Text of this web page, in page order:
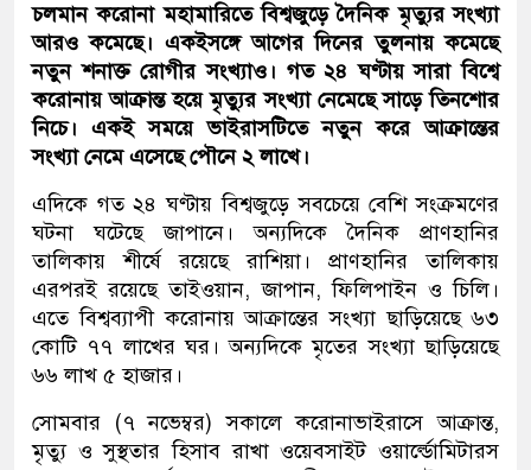
চলমান করোনা মহামারিতে বিশ্বজুড়ে দৈনিক মৃত্যুর সংখ্যা
আরও কমেছে। একইসঙ্গে আগের দিনের তুলনায় কমেছে
নতুন শনাক্ত রোগীর সংখ্যাও। গত ২৪ ঘণ্টায় সারা বিশ্বে
করোনায় আক্রান্ত হয়ে মৃত্যুর সংখ্যা নেমেছে সাড়ে তিনশোর
নিচে। একই সময়ে ভাইরাসটিতে নতুন করে আক্রান্তের
সংখ্যা নেমে এসেছে পৌনে ২ লাখে।
এদিকে গত ২৪ ঘণ্টায় বিশ্বজুড়ে সবচেয়ে বেশি সংক্রমণের
ঘটনা ঘটেছে জাপানে। অন্যদিকে দৈনিক প্রাণহানির
তালিকায় শীর্ষে রয়েছে রাশিয়া। প্রাণহানির তালিকায়
এরপরই রয়েছে তাইওয়ান, জাপান, ফিলিপাইন ও চিলি।
এতে বিশ্বব্যাপী করোনায় আক্রান্তের সংখ্যা ছাড়িয়েছে ৬৩
কোটি ৭৭ লাখের ঘর। অন্যদিকে মৃতের সংখ্যা ছাড়িয়েছে
৬৬ লাখ ৫ হাজার।
সোমবার (৭ নভেম্বর) সকালে করোনাভাইরাসে আক্রান্ত,
মৃত্যু ও সুস্থতার হিসাব রাখা ওয়েবসাইট ওয়ার্ল্ডোমিটারস